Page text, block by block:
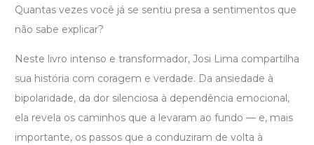
Quantas vezes você já se sentiu presa a sentimentos que
não sabe explicar?
Neste livro intenso e transformador, Josi Lima compartilha
sua história com coragem e verdade. Da ansiedade à
bipolaridade, da dor silenciosa à dependência emocional,
ela revela os caminhos que a levaram ao fundo — e, mais
importante, os passos que a conduziram de volta à